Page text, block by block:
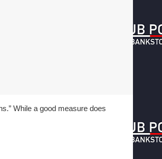
While a good measure does